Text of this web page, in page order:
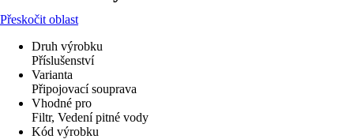
Přeskočit oblast
Druh výrobku
Příslušenství
Varianta
Připojovací souprava
Vhodné pro
Filtr, Vedení pitné vody
Kód výrobku